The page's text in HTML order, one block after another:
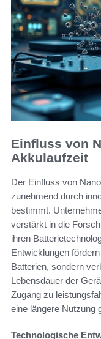
Einfluss von
Akkulaufzeit
Der Einfluss von
zunehmend durch
bestimmt.
verstärkt in die
ihren
Entwicklungen
Batterien, sondern
Lebensdauer der
Zugang zu
eine längere Nutzung
Technologische